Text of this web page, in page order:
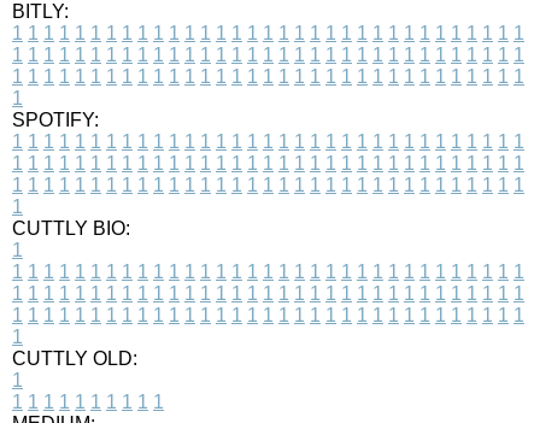
BITLY:
1 1 1 1 1 1 1 1 1 1 1 1 1 1 1 1 1 1 1 1 1 1 1 1 1 1 1 1 1 1 1 1 1
1 1 1 1 1 1 1 1 1 1 1 1 1 1 1 1 1 1 1 1 1 1 1 1 1 1 1 1 1 1 1 1 1
1 1 1 1 1 1 1 1 1 1 1 1 1 1 1 1 1 1 1 1 1 1 1 1 1 1 1 1 1 1 1 1 1
1
SPOTIFY:
1 1 1 1 1 1 1 1 1 1 1 1 1 1 1 1 1 1 1 1 1 1 1 1 1 1 1 1 1 1 1 1 1
1 1 1 1 1 1 1 1 1 1 1 1 1 1 1 1 1 1 1 1 1 1 1 1 1 1 1 1 1 1 1 1 1
1 1 1 1 1 1 1 1 1 1 1 1 1 1 1 1 1 1 1 1 1 1 1 1 1 1 1 1 1 1 1 1 1
1
CUTTLY BIO:
1
1 1 1 1 1 1 1 1 1 1 1 1 1 1 1 1 1 1 1 1 1 1 1 1 1 1 1 1 1 1 1 1 1
1 1 1 1 1 1 1 1 1 1 1 1 1 1 1 1 1 1 1 1 1 1 1 1 1 1 1 1 1 1 1 1 1
1 1 1 1 1 1 1 1 1 1 1 1 1 1 1 1 1 1 1 1 1 1 1 1 1 1 1 1 1 1 1 1 1
1
CUTTLY OLD:
1
1 1 1 1 1 1 1 1 1 1